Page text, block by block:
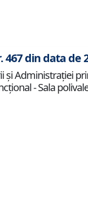
din data de
Administrației
- Sala